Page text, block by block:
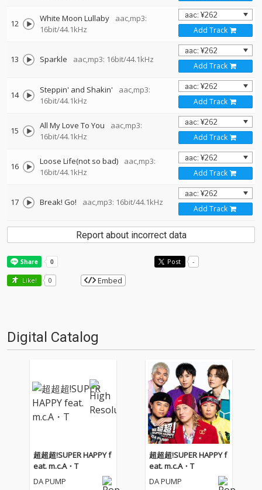
12 White Moon Lullaby
aac,mp3:
16bit/44.1kHz
Add Track
13 Sparkle aac,mp3: 16bit/44.1kHz
Add Track
14 Steppin' and Shakin'
aac,mp3:
16bit/44.1kHz
Add Track
15 All My Love To You
aac,mp3:
16bit/44.1kHz
Add Track
16 Loose Life(not so bad)
aac,mp3:
16bit/44.1kHz
Add Track
17 Break! Go! aac,mp3: 16bit/44.1kHz
Add Track
Report about incorrect data
Post -
Like! 0 Embed
Digital Catalog
超超超!SUPER HAPPY f
eat. m.c.A・T
DA PUMP
超超超!SUPER HAPPY f
eat. m.c.A・T
DA PUMP